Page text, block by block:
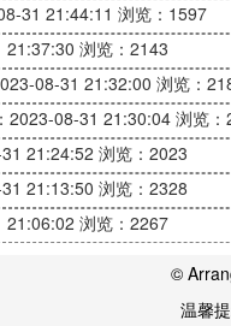
31 21:44:11 浏览：1597
21:37:30 浏览：2143
08-31 21:32:00 浏览：
2023-08-31 21:30:04 浏览：
21:24:52 浏览：2023
21:13:50 浏览：2328
21:06:02 浏览：2267
©
温馨